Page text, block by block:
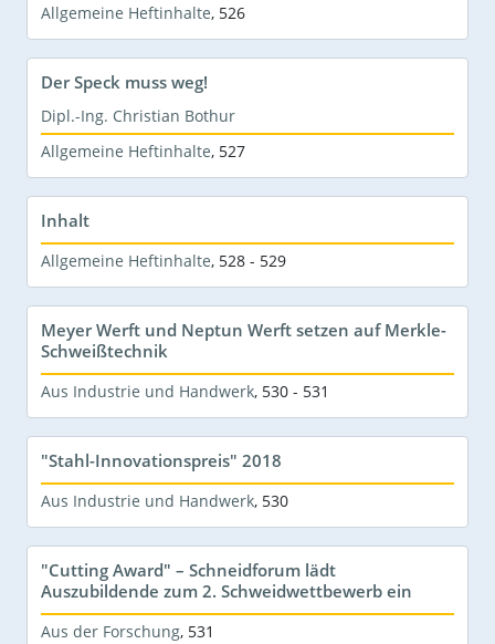
Allgemeine Heftinhalte, 526
Der Speck muss weg!
Dipl.-Ing. Christian Bothur
Allgemeine Heftinhalte, 527
Inhalt
Allgemeine Heftinhalte, 528 - 529
Meyer Werft und Neptun Werft setzen auf Merkle-
Schweißtechnik
Aus Industrie und Handwerk, 530 - 531
"Stahl-Innovationspreis" 2018
Aus Industrie und Handwerk, 530
"Cutting Award" – Schneidforum lädt
Auszubildende zum 2. Schweidwettbewerb ein
Aus der Forschung, 531